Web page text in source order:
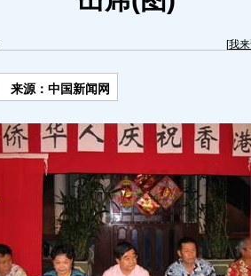
[我
来源：中国新闻网